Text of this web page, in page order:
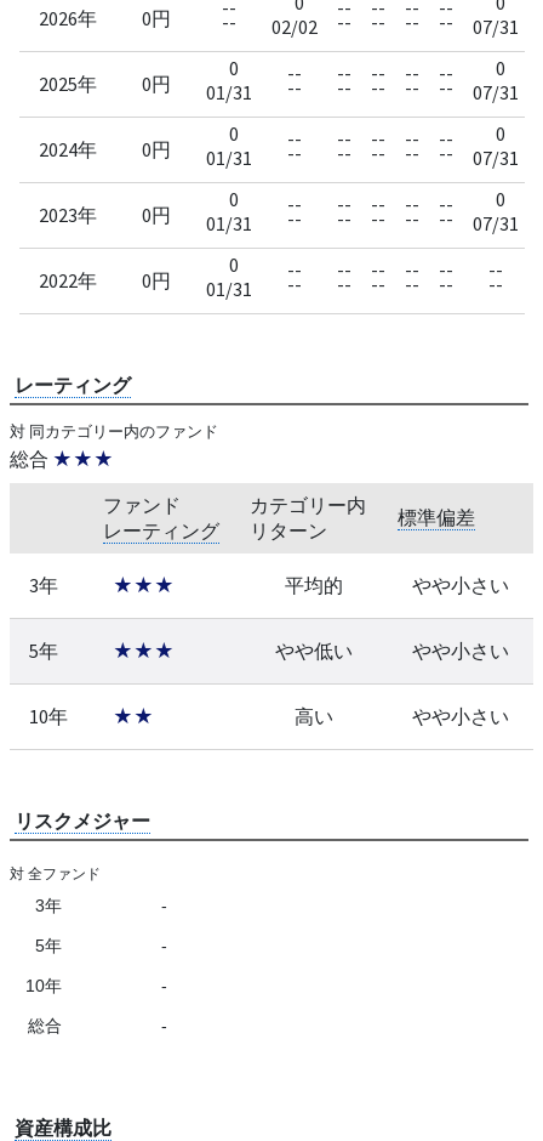
2026年 0円 --
--
02/02
--
--
--
--
--
--
--
--
07/31
2025年 0円
0
01/31
--
--
--
--
--
--
--
--
--
--
0
07/31
2024年 0円
0
01/31
--
--
--
--
--
--
--
--
--
--
0
07/31
2023年 0円
0
01/31
--
--
--
--
--
--
--
--
--
--
0
07/31
2022年 0円
0
01/31
--
--
--
--
--
--
--
--
--
--
--
--
レーティング
対 同カテゴリー内のファンド
総合 ★★★
ファンド
レーティング
カテゴリー内
リターン
標準偏差
3年 ★★★ 平均的 やや小さい
5年 ★★★ やや低い やや小さい
10年 ★★ 高い やや小さい
リスクメジャー
対 全ファンド
3年 -
5年 -
10年 -
総合 -
資産構成比